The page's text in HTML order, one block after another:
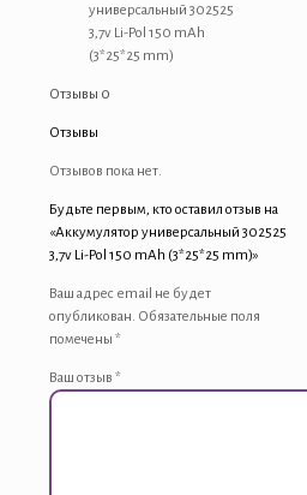
универсальный 302525
3,7v Li-Pol 150 mAh
(3*25*25 mm)
Отзывы 0
Отзывы
Отзывов пока нет.
Будьте первым, кто оставил отзыв на
«Аккумулятор универсальный 302525
3,7v Li-Pol 150 mAh (3*25*25 mm)»
Ваш адрес email не будет
опубликован. Обязательные поля
помечены *
Ваш отзыв *